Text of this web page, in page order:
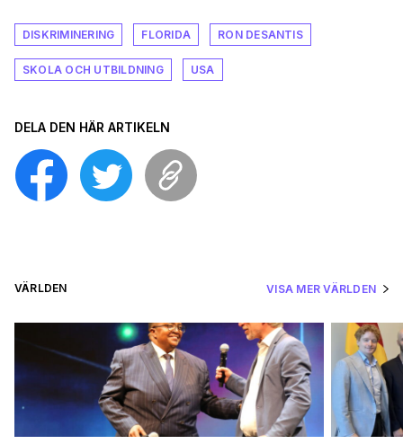
DISKRIMINERING FLORIDA RON DESANTIS
SKOLA OCH UTBILDNING USA
DELA DEN HÄR ARTIKELN
VÄRLDEN VISA MER VÄRLDEN